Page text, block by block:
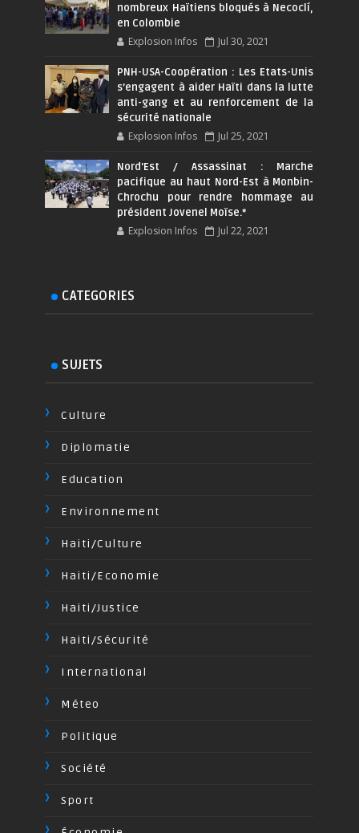
nombreux Haïtiens bloqués à Necoclí,
en Colombie
Explosion Infos Jul 30, 2021
PNH-USA-Coopération : Les Etats-Unis
s’engagent à aider Haïti dans la lutte
anti-gang et au renforcement de la
sécurité nationale
Explosion Infos Jul 25, 2021
Nord'Est / Assassinat : Marche
pacifique au haut Nord-Est à Monbin-
Chrochu pour rendre hommage au
président Jovenel Moïse.*
Explosion Infos Jul 22, 2021
CATEGORIES
SUJETS
Culture
Diplomatie
Education
Environnement
Haiti/Culture
Haiti/Economie
Haiti/Justice
Haiti/Sécurité
International
Méteo
Politique
Société
Sport